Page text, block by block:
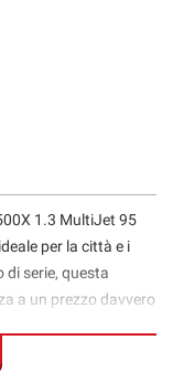
1.3 MultiJet 95
per la città e i
serie, questa
a un prezzo davvero